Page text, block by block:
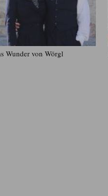
Wunder von Wörgl